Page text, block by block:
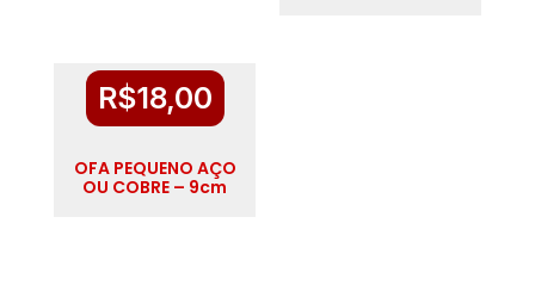
R$18,00
OFA PEQUENO AÇO
OU COBRE – 9cm